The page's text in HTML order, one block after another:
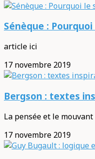
Sénèque :
article ici
17 novembre 2019
Bergson : textes
La pensée et le
17 novembre 2019